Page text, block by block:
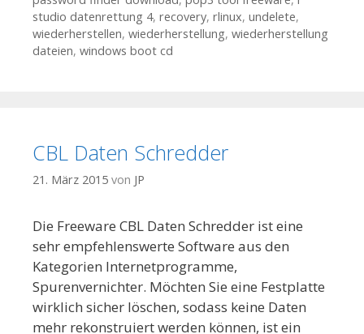
studio datenrettung 4, recovery, rlinux, undelete,
wiederherstellen, wiederherstellung, wiederherstellung
dateien, windows boot cd
CBL Daten Schredder
21. März 2015 von JP
Die Freeware CBL Daten Schredder ist eine
sehr empfehlenswerte Software aus den
Kategorien Internetprogramme,
Spurenvernichter. Möchten Sie eine Festplatte
wirklich sicher löschen, sodass keine Daten
mehr rekonstruiert werden können, ist ein